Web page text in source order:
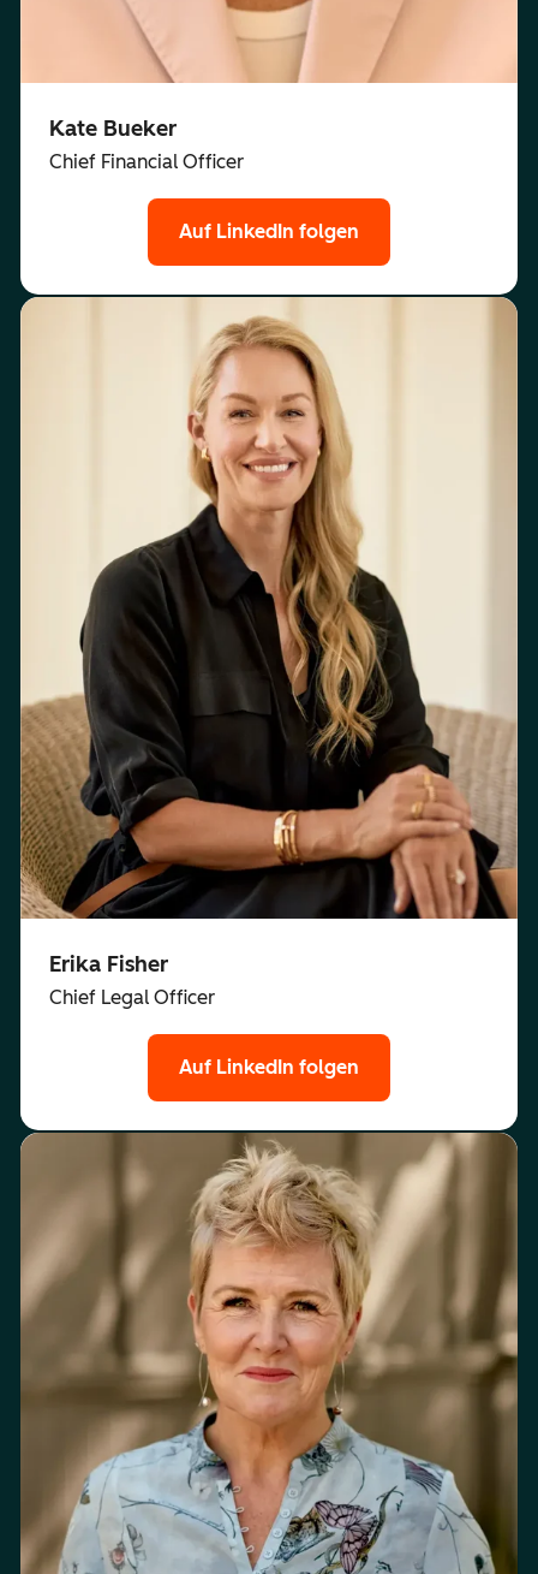
Kate Bueker
Chief Financial Officer
Auf LinkedIn folgen
Erika Fisher
Chief Legal Officer
Auf LinkedIn folgen